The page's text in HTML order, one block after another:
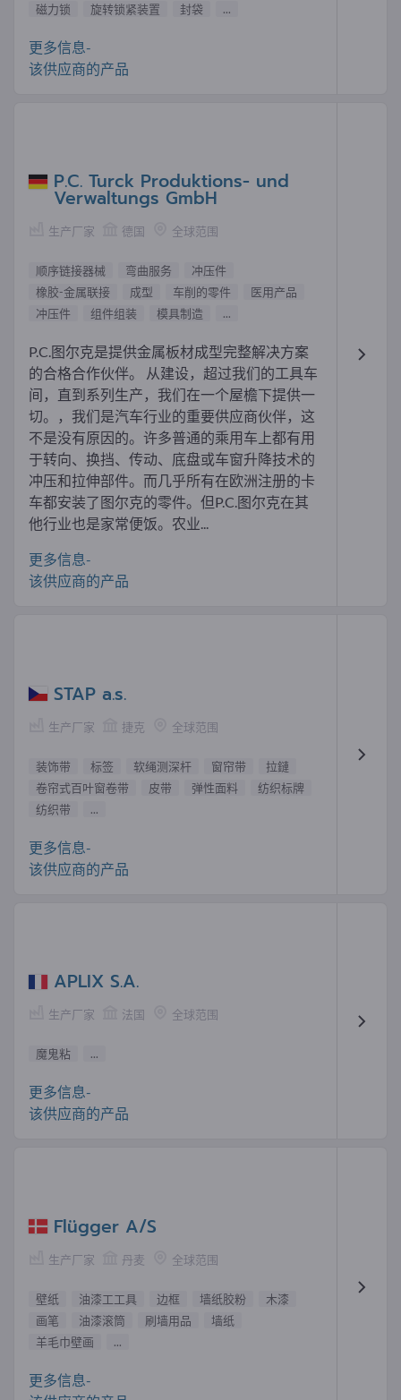
磁力锁
旋转锁紧装置 封袋 ...
更多信息-
该供应商的产品
P.C. Turck Produktions- und
Verwaltungs GmbH
生产厂家 德国 全球范围
顺序链接器械 弯曲服务
冲压件
橡胶-金属联接
成型 车削的零件
医用产品
冲压件
组件组装 模具制造 ...
P.C.图尔克是提供金属板材成型完整解决方案
的合格合作伙伴。 从建设，超过我们的工具车
间，直到系列生产，我们在一个屋檐下提供一
切。，我们是汽车行业的重要供应商伙伴，这
不是没有原因的。许多普通的乘用车上都有用
于转向、换挡、传动、底盘或车窗升降技术的
冲压和拉伸部件。而几乎所有在欧洲注册的卡
车都安装了图尔克的零件。但P.C.图尔克在其
他行业也是家常便饭。农业...
更多信息-
该供应商的产品
STAP a.s.
生产厂家 捷克 全球范围
装饰带 标签 软绳测深杆 窗帘带
拉鏈
卷帘式百叶窗卷带
皮带 弹性面料
纺织标牌
纺织带
...
更多信息-
该供应商的产品
APLIX S.A.
生产厂家 法国 全球范围
魔鬼粘 ...
更多信息-
该供应商的产品
Flügger A/S
生产厂家 丹麦 全球范围
壁纸 油漆工工具 边框 墙纸胶粉
木漆
画笔
油漆滚筒 刷墙用品
墙纸
羊毛巾壁画
...
更多信息-